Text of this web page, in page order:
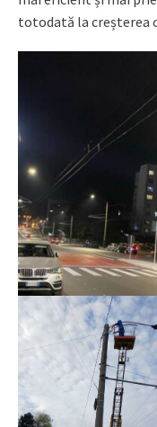
totodată la creșterea